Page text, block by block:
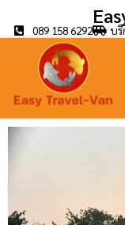
089 158 6292 บริ